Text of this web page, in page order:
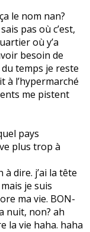
le nom nan?
pas où c’est,
où y’a
besoin de
temps je reste
à l’hypermarché
me pistent
pays
plus trop à
dire. j’ai la tête
je suis
ma vie. BON-
nuit, non? ah
la vie haha. haha